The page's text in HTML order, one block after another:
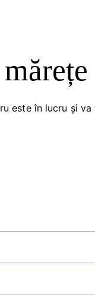
este în lucru și